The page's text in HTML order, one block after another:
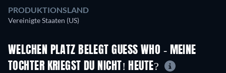
PRODUKTIONSLAND
Vereinigte Staaten (US)
WELCHEN PLATZ BELEGT GUESS WHO - MEINE
TOCHTER KRIEGST DU NICHT! HEUTE?